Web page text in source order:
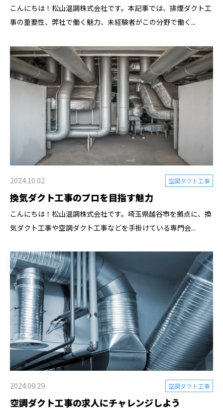
こんにちは！松山温調株式会社です。本記事では、排煙ダクト工
事の重要性、弊社で働く魅力、未経験者がこの分野で働く...
2024.10.02 空調ダクト工事
換気ダクト工事のプロを目指す魅力
こんにちは！松山温調株式会社です。埼玉県越谷市を拠点に、換
気ダクト工事や空調ダクト工事などを手掛けている専門会...
2024.09.29 空調ダクト工事
空調ダクト工事の求人にチャレンジしよう